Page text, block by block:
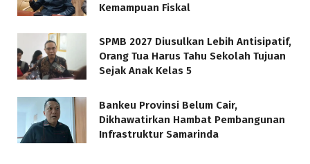
Kemampuan Fiskal
SPMB 2027 Diusulkan Lebih Antisipatif,
Orang Tua Harus Tahu Sekolah Tujuan
Sejak Anak Kelas 5
Bankeu Provinsi Belum Cair,
Dikhawatirkan Hambat Pembangunan
Infrastruktur Samarinda